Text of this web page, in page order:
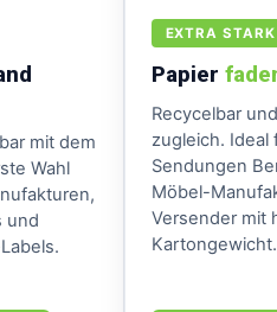
mit dem
Wahl
und
EXTRA STARK
Papier
Recycelbar
zugleich. Ideal
Sendungen
Möbel-
Versender mit
Kartongewicht.